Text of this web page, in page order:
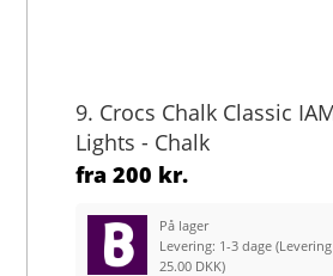
9. Crocs Chalk Classic
Lights - Chalk
fra200 kr.
På lager
Levering: 1-3 dage(Levering
25.00 DKK)